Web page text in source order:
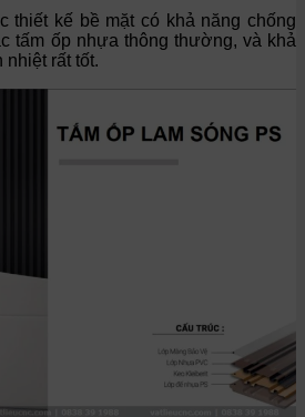
thiết kế bề mặt có khả năng chống
tấm ốp nhựa thông thường, và khả
nhiệt rất tốt.